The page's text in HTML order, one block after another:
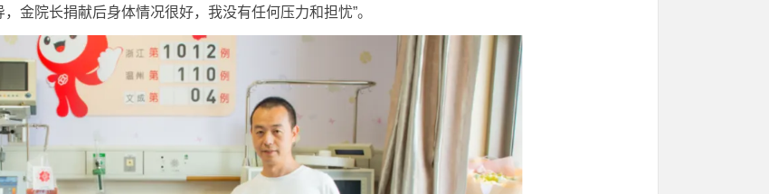
金院长捐献后身体情况很好，我没有任何压力和担忧”。